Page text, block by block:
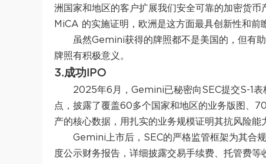
洲国家和地区的客户扩展我们安全可靠的加密货
MiCA 的实施证明，欧洲是这方面最具创新性和前
虽然Gemini获得的牌照都不是美国的，但有
牌照有积极意义。
3.成功IPO
2025年6月，Gemini已秘密向SEC提交S-1
点，披露了覆盖60多个国家和地区的业务版图、
产的核心数据，用扎实的业务规模证明其抗风险能
Gemini上市后，SEC的严格监管框架为其合
度公示财务报告，详细披露交易手续费、托管费